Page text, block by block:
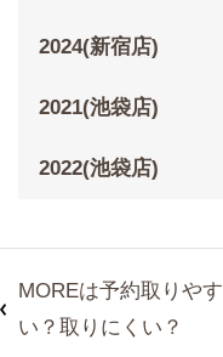
2024(新宿店)
2021(池袋店)
2022(池袋店)
MOREは予約取りやす
い？取りにくい？